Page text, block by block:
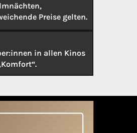
Preise gelten.
in allen Kinos